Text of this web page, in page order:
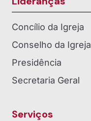
Concílio da Igreja
Conselho da Igreja
Presidência
Secretaria Geral
Serviços